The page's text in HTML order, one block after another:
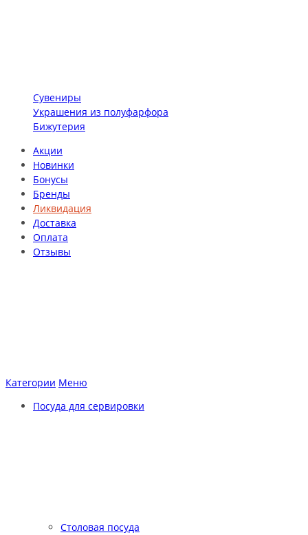
Сувениры
Украшения из полуфарфора
Бижутерия
Акции
Новинки
Бонусы
Бренды
Ликвидация
Доставка
Оплата
Отзывы
Категории Меню
Посуда для сервировки
Столовая посуда